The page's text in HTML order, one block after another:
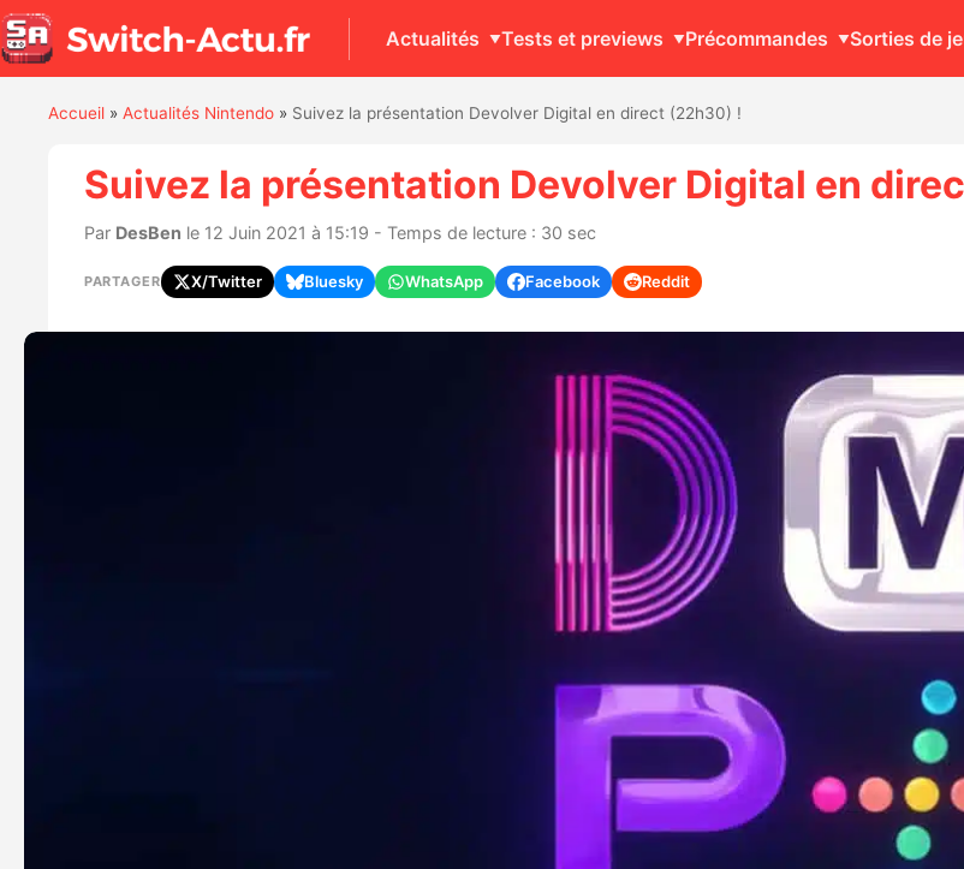
Actualités Tests et previews Précommandes Sorties de
Accueil» Actualités Nintendo» Suivez la présentation Devolver Digital en direct (22h30) !
Suivez la présentation Devolver Digital en
Par DesBen le 12 Juin 2021 à 15:19 - Temps de lecture : 30 sec
PARTAGER X/Twitter Bluesky WhatsApp Facebook Reddit